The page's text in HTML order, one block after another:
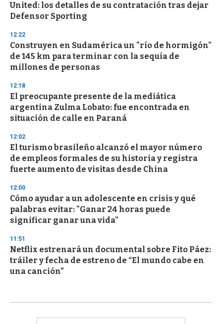
United: los detalles de su contratación tras dejar
Defensor Sporting
12:22
Construyen en Sudamérica un "río de hormigón"
de 145 km para terminar con la sequía de
millones de personas
12:18
El preocupante presente de la mediática
argentina Zulma Lobato: fue encontrada en
situación de calle en Paraná
12:02
El turismo brasileño alcanzó el mayor número
de empleos formales de su historia y registra
fuerte aumento de visitas desde China
12:00
Cómo ayudar a un adolescente en crisis y qué
palabras evitar: "Ganar 24 horas puede
significar ganar una vida"
11:51
Netflix estrenará un documental sobre Fito Páez:
tráiler y fecha de estreno de “El mundo cabe en
una canción”